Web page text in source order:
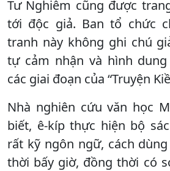
Tư Nghiêm cũng được
tới độc giả. Ban tổ chức
tranh này không ghi chú
tự cảm nhận và hình
các giai đoạn của “Truyện
Nhà nghiên cứu văn học
biết, ê-kíp thực hiện bộ
rất kỹ ngôn ngữ, cách
thời bấy giờ, đồng thời có